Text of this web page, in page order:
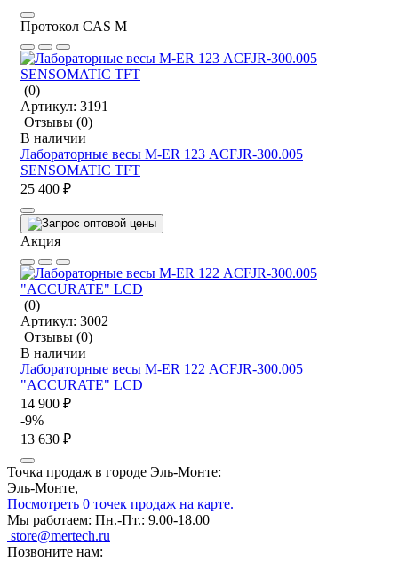
Протокол CAS M
(0)
Артикул: 3191
Отзывы (0)
В наличии
Лабораторные весы M-ER 123 АCFJR-300.005
SENSOMATIC TFT
25 400 ₽
Акция
(0)
Артикул: 3002
Отзывы (0)
В наличии
Лабораторные весы M-ER 122 АCFJR-300.005
"ACCURATE" LСD
14 900 ₽
-9%
13 630 ₽
Точка продаж в городе Эль-Монте:
Эль-Монте,
Посмотреть 0 точек продаж на карте.
Мы работаем: Пн.-Пт.: 9.00-18.00
store@mertech.ru
Позвоните нам: